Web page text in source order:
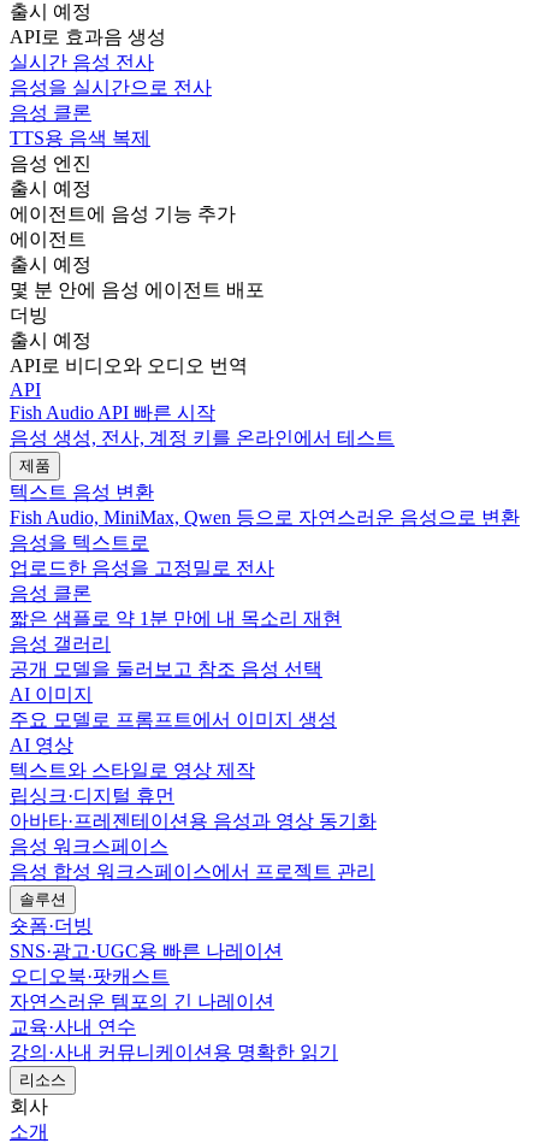
출시 예정
API로 효과음 생성
실시간 음성 전사
음성을 실시간으로 전사
음성 클론
TTS용 음색 복제
음성 엔진
출시 예정
에이전트에 음성 기능 추가
에이전트
출시 예정
몇 분 안에 음성 에이전트 배포
더빙
출시 예정
API로 비디오와 오디오 번역
API
Fish Audio API 빠른 시작
음성 생성, 전사, 계정 키를 온라인에서 테스트
제품
텍스트 음성 변환
Fish Audio, MiniMax, Qwen 등으로 자연스러운 음성으로 변환
음성을 텍스트로
업로드한 음성을 고정밀로 전사
음성 클론
짧은 샘플로 약 1분 만에 내 목소리 재현
음성 갤러리
공개 모델을 둘러보고 참조 음성 선택
AI 이미지
주요 모델로 프롬프트에서 이미지 생성
AI 영상
텍스트와 스타일로 영상 제작
립싱크·디지털 휴먼
아바타·프레젠테이션용 음성과 영상 동기화
음성 워크스페이스
음성 합성 워크스페이스에서 프로젝트 관리
솔루션
숏폼·더빙
SNS·광고·UGC용 빠른 나레이션
오디오북·팟캐스트
자연스러운 템포의 긴 나레이션
교육·사내 연수
강의·사내 커뮤니케이션용 명확한 읽기
리소스
회사
소개